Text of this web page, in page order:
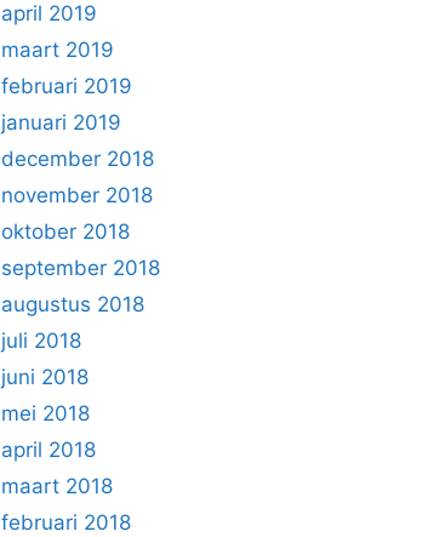
april 2019
maart 2019
februari 2019
januari 2019
december 2018
november 2018
oktober 2018
september 2018
augustus 2018
juli 2018
juni 2018
mei 2018
april 2018
maart 2018
februari 2018